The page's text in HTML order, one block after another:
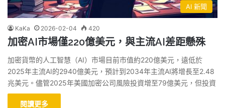
AI 新聞
KaKa 2026-02-04 420
加密AI市場僅220億美元，與主流AI差距懸殊
加密貨幣的人工智慧（AI）市場目前市值約220億美元，遠低於
2025年主流AI的2940億美元，預計到2034年主流AI將增長至2.48
兆美元。儘管2025年美國加密公司風險投資增至79億美元，但投資
閱讀更多